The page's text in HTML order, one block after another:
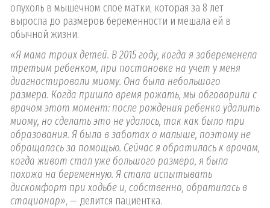
опухоль в мышечном слое матки, которая за 8 лет
выросла до размеров беременности и мешала ей в
обычной жизни.
«Я мама троих детей. В 2015 году, когда я забеременела
третьим ребенком, при постановке на учет у меня
диагностировали миому. Она была небольшого
размера. Когда пришло время рожать, мы обговорили с
врачом этот момент: после рождения ребенка удалить
миому, но сделать это не удалось, так как было три
образования. Я была в заботах о малыше, поэтому не
обращалась за помощью. Сейчас я обратилась к врачам,
когда живот стал уже большого размера, я была
похожа на беременную. Я стала испытывать
дискомфорт при ходьбе и, собственно, обратилась в
стационар», — делится пациентка.